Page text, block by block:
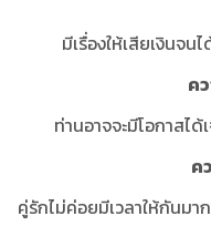
มีเรื่องให้เสียเงินจ
ค
ท่านอาจจะมีโอกาสไ
ค
คู่รักไม่ค่อยมีเวลาให้กันมา